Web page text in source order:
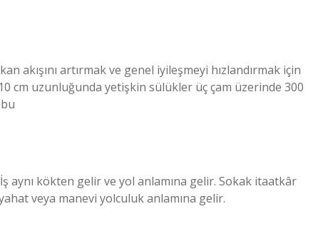
akışını artırmak ve genel iyileşmeyi hızlandırmak için
cm uzunluğunda yetişkin sülükler üç çam üzerinde 300
aynı kökten gelir ve yol anlamına gelir. Sokak itaatkâr
veya manevi yolculuk anlamına gelir.